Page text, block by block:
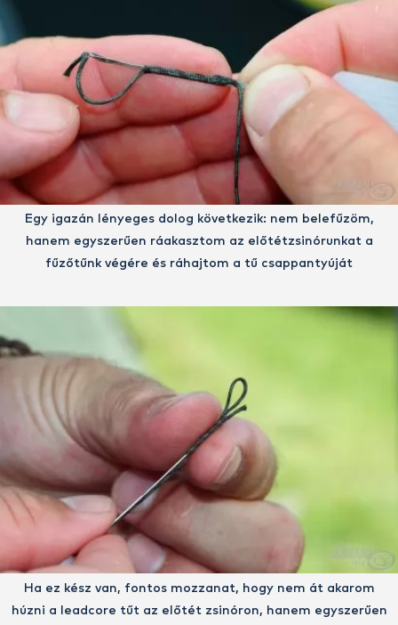
Egy igazán lényeges dolog következik: nem belefűzöm,
hanem egyszerűen ráakasztom az előtétzsinórunkat a
fűzőtűnk végére és ráhajtom a tű csappantyúját
Ha ez kész van, fontos mozzanat, hogy nem át akarom
húzni a leadcore tűt az előtét zsinóron, hanem egyszerűen